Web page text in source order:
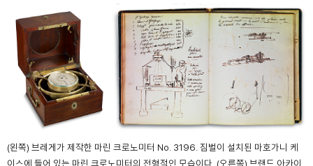
(왼쪽) 브레게가 제작한 마린 크로노미터 No. 3196. 짐벌이 설치된 마호가니 케
이스에 들어 있는 마린 크로노미터의 전형적인 모습이다. (오른쪽) 브랜드 아카이